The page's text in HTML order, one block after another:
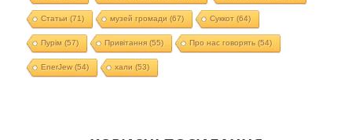
Статьи (71) музей громади (67) Суккот (64)
Пурім (57) Привітання(55) Про нас говорять(54)
EnerJew(54) хали (53)